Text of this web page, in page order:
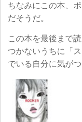
ちなみにこの本、
だそうだ。
この本を最後まで
つかないうちに「
でいる自分に気がつ